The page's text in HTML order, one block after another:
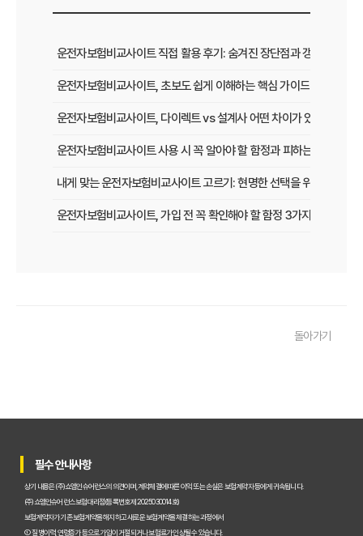
운전자보험비교사이트 직접 활용 후기: 숨겨진 장단점과 갱신 팁
운전자보험비교사이트, 초보도 쉽게 이해하는 핵심 가이드
운전자보험비교사이트, 다이렉트 vs 설계사 어떤 차이가 있을까?
운전자보험비교사이트 사용 시 꼭 알아야 할 함정과 피하는 법
내게 맞는 운전자보험비교사이트 고르기: 현명한 선택을 위한 5가지
운전자보험비교사이트, 가입 전 꼭 확인해야 할 함정 3가지
운전자보험 다이렉트 vs 비교사이트, 나에게 맞는 가입 방법은?
운전자보험비교사이트, 어떤 보장이 나에게 유리할까? 실속 분석
운전자보험비교사이트, 2024년 최신 순위와 현명한 선택 가이드
돌아가기
필수 안내사항
상기 내용은 (주)쇼엠인슈어런스의 의견이며, 계약체결에 따른 이익 또는 손실은 보험계약자 등에게 귀속됩니다.
(주)쇼엠인슈어런스 보험대리점(등록번호 제2025030014호)
보험계약자가 기존 보험계약을 해지하고 새로운 보험계약을 체결하는 과정에서
① 질병이력, 연령증가 등으로 가입이 거절되거나 보험료가 인상될 수 있습니다.